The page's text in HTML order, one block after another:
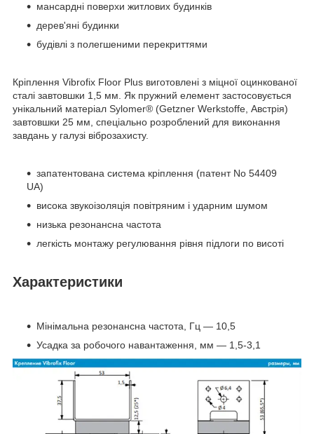
мансардні поверхи житлових будинків
дерев'яні будинки
будівлі з полегшеними перекриттями
Кріплення Vibrofix Floor Plus виготовлені з міцної оцинкованої
сталі завтовшки 1,5 мм. Як пружний елемент застосовується
унікальний матеріал Sylomer® (Getzner Werkstoffe, Австрія)
завтовшки 25 мм, спеціально розроблений для виконання
завдань у галузі віброзахисту.
запатентована система кріплення (патент No 54409
UA)
висока звукоізоляція повітряним і ударним шумом
низька резонансна частота
легкість монтажу регулювання рівня підлоги по висоті
Характеристики
Мінімальна резонансна частота, Гц — 10,5
Усадка за робочого навантаження, мм — 1,5-3,1